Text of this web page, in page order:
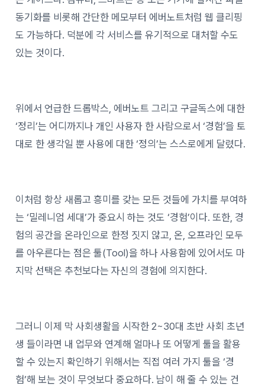
동기화를 비롯해 간단한 메모부터 에버노트처럼 웹 클리핑
도 가능하다. 덕분에 각 서비스를 유기적으로 대처할 수도
있는 것이다.
위에서 언급한 드롭박스, 에버노트 그리고 구글독스에 대한
‘정리’는 어디까지나 개인 사용자 한 사람으로서 ‘경험’을 토
대로 한 생각일 뿐 사용에 대한 ‘정의’는 스스로에게 달렸다.
이처럼 항상 새롭고 흥미를 갖는 모든 것들에 가치를 부여하
는 ‘밀레니엄 세대’가 중요시 하는 것도 ‘경험’이다. 또한, 경
험의 공간을 온라인으로 한정 짓지 않고, 온, 오프라인 모두
를 아우른다는 점은 툴(Tool)을 하나 사용함에 있어서도 마
지막 선택은 추천보다는 자신의 경험에 의지한다.
그러니 이제 막 사회생활을 시작한 2~30대 초반 사회 초년
생 들이라면 내 업무와 연계해 얼마나 또 어떻게 툴을 활용
할 수 있는지 확인하기 위해서는 직접 여러 가지 툴을 ‘경
험’해 보는 것이 무엇보다 중요하다. 남이 해 줄 수 있는 건